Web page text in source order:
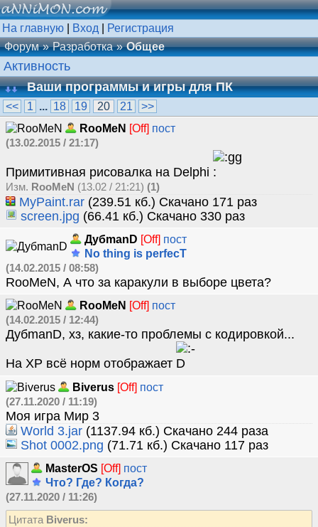
На главную Вход
Регистрация
Форум
Разработка Общее
Активность
Ваши программы и игры для ПК
<< 1 ... 18 19 20 21
>>
RooMeN [Off] пост
(13.02.2015 / 21:17)
Примитивная рисовалка на Delphi
Изм. RooMeN (13.02 / 21:21) (1)
MyPaint.rar (239.51 кб.) Скачано 171 раз
screen.jpg (66.41 кб.) Скачано 330 раз
ДубmanD [Off] пост
No thing is perfecT
(14.02.2015 / 08:58)
RooMeN, А что за каракули в выборе цвета?
RooMeN [Off] пост
(14.02.2015 / 12:44)
ДубmanD, хз, какие-то проблемы с кодировкой...
На ХР всё норм отображает
Biverus [Off] пост
(27.11.2020 / 11:19)
Моя игра Мир 3
World 3.jar (1137.94 кб.) Скачано 244 раза
Shot 0002.png (71.71 кб.) Скачано 117 раз
MasterOS [Off] пост
Что? Где? Когда?
(27.11.2020 / 11:26)
Цитата Biverus: